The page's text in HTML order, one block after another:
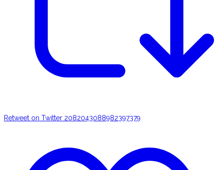
Retweet on Twitter 2082043088982397379